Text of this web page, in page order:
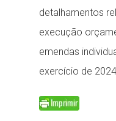
detalhamentos
execução
emendas
exercício de